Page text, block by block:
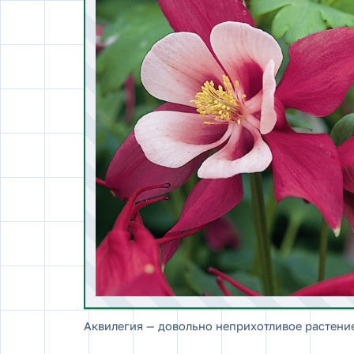
Аквилегия — довольно неприхотливое